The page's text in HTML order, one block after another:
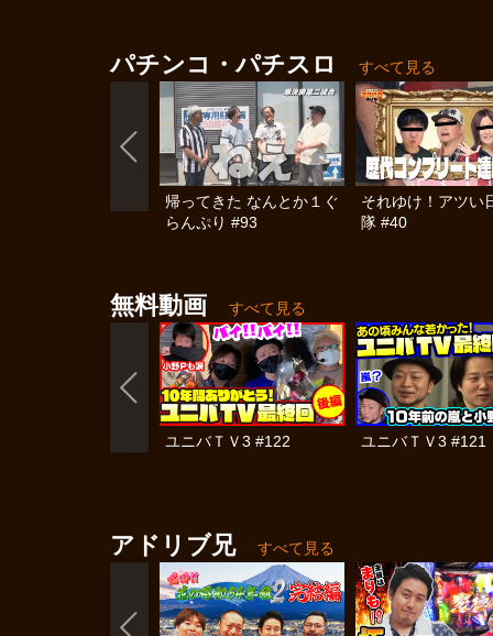
パチンコ・パチスロ すべて見る
帰ってきた なんとか１ぐ
らんぷり #93
それゆけ！アツい
隊 #40
無料動画 すべて見る
ユニバＴＶ3 #122 ユニバＴＶ3 #121
アドリブ兄 すべて見る